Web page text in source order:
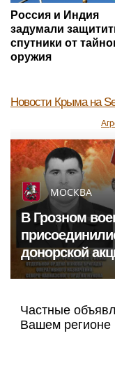
Россия и Индия
задумали
спутники от
оружия
Новости Крыма на
МОСКВА
В Грозном
донорской
Частные
Вашем регионе